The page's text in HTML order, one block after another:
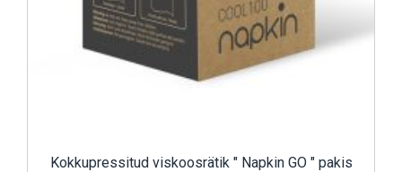
Kokkupressitud viskoosrätik " Napkin GO " pakis